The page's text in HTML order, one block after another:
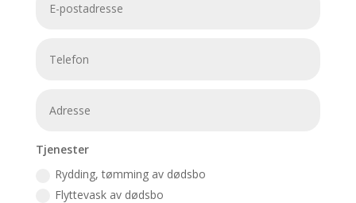
Tjenester
Rydding, tømming av dødsbo
Flyttevask av dødsbo